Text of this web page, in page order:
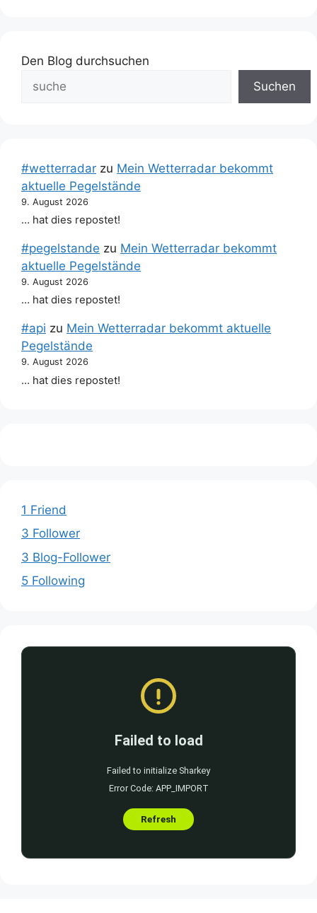
Den Blog durchsuchen
Suchen
#wetterradar zu Mein Wetterradar bekommt
aktuelle Pegelstände
9. August 2026
… hat dies repostet!
#pegelstande zu Mein Wetterradar bekommt
aktuelle Pegelstände
9. August 2026
… hat dies repostet!
#api zu Mein Wetterradar bekommt aktuelle
Pegelstände
9. August 2026
… hat dies repostet!
1 Friend
3 Follower
3 Blog-Follower
5 Following